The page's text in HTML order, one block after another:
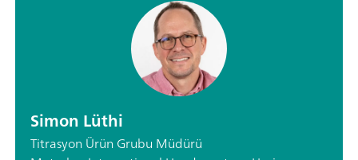
Simon Lüthi
Titrasyon Ürün Grubu Müdürü